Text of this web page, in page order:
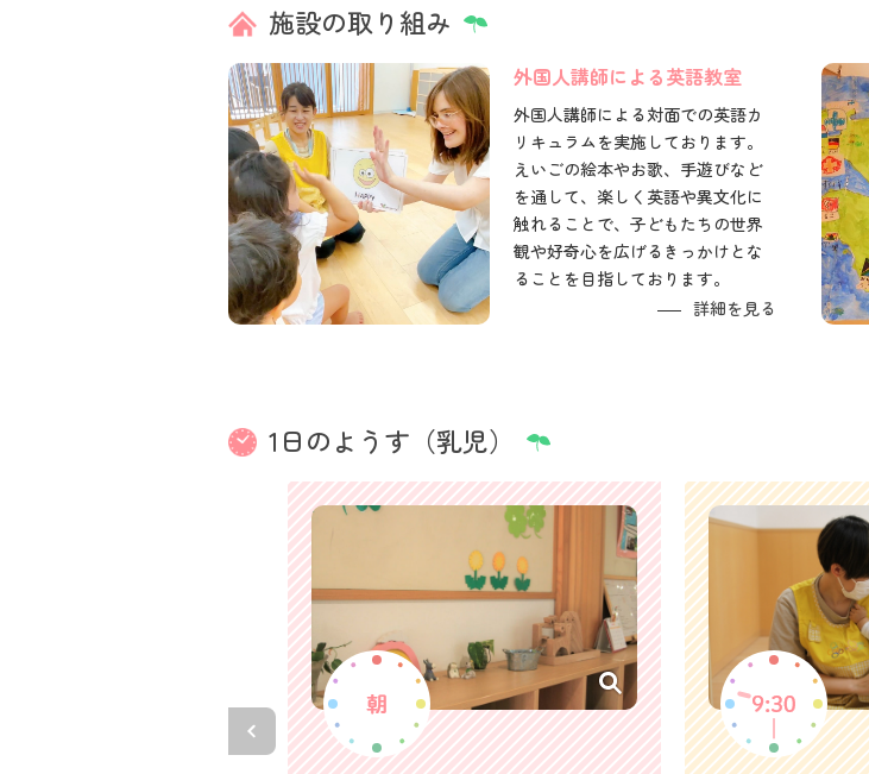
施設の取り組み
外国人講師による英語教室
外国人講師による対面での英語カ
リキュラムを実施しております。
えいごの絵本やお歌、手遊びなど
を通して、楽しく英語や異文化に
触れることで、子どもたちの世界
観や好奇心を広げるきっかけとな
ることを目指しております。
詳細を見る
1日のようす（乳児）